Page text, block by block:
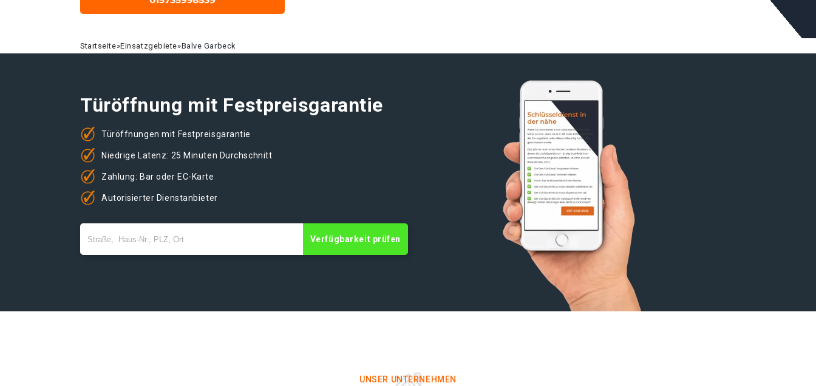
Startseite»Einsatzgebiete»Balve Garbeck
Türöffnung mit Festpreisgarantie
Türöffnungen mit Festpreisgarantie
Niedrige Latenz: 25 Minuten Durchschnitt
Zahlung: Bar oder EC-Karte
Autorisierter Dienstanbieter
Verfügbarkeit prüfen
UNSER UNTERNEHMEN